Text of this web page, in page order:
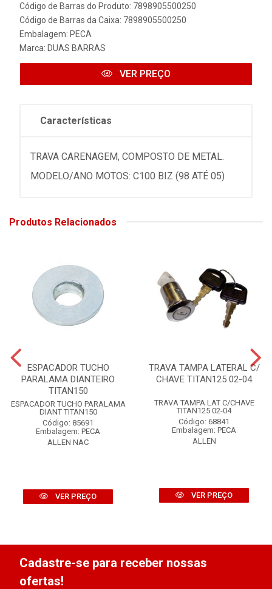
Código de Barras do Produto: 7898905500250
Código de Barras da Caixa: 7898905500250
Embalagem: PECA
Marca: DUAS BARRAS
VER PREÇO
Características
TRAVA CARENAGEM, COMPOSTO DE METAL.
MODELO/ANO MOTOS: C100 BIZ (98 ATÉ 05)
Produtos Relacionados
ESPACADOR TUCHO
PARALAMA DIANTEIRO
TITAN150
ESPACADOR TUCHO PARALAMA
DIANT TITAN150
Código: 85691
Embalagem: PECA
ALLEN NAC
VER PREÇO
TRAVA TAMPA LATERAL C/
CHAVE TITAN125 02-04
TRAVA TAMPA LAT C/CHAVE
TITAN125 02-04
Código: 68841
Embalagem: PECA
ALLEN
VER PREÇO
Cadastre-se para receber nossas
ofertas!